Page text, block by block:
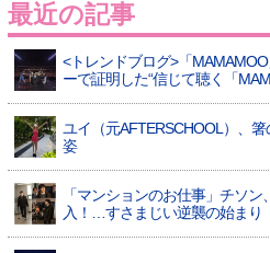
最近の記事
<トレンドブログ>「
ーで証明した“信じて聴く「
ユイ（元AFTERSCHOOL）、
姿
「マンションのお仕事」チソ
入！…すさまじい逆襲の始まり